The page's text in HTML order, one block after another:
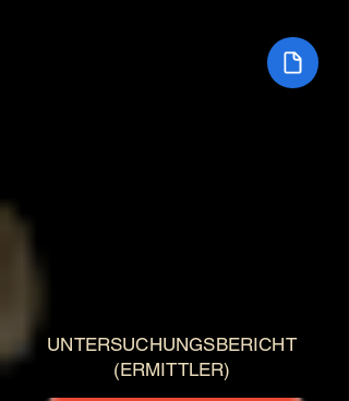
UNTERSUCHUNGSBERICHT
(ERMITTLER)